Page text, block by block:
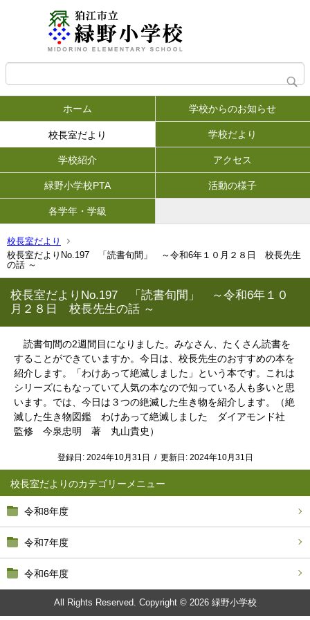
ホーム 学校からのお知らせ
校長室だより 学校だより
学校紹介 アクセス
緑野小学校PTA 活動の様子
各学年・学級
校長室だより
校長室だよりNo.197 「読書旬間」 ～令和6年１０月２８日 校長先生
の話 ～
校長室だより
令和8年度
令和7年度
令和6年度
校長室だよりNo.197 「読書旬間」 ～令和6年１０
月２８日 校長先生の話 ～
読書旬間の2週間目になりました。みなさん、たくさん読書を
することができていますか。今日は、校長先生のおすすめの本を
紹介します。「わけあって絶滅しました」という本です。これは
シリーズにもなっていて人気の本なので知っている人も多いと思
います。では、今日は３つの絶滅した生き物を紹介します。（絶
滅した生き物図鑑 わけあって絶滅しました ダイアモンド社
監修 今泉忠明 著 丸山貴史）
登録日: 2024年10月31日 / 更新日: 2024年10月31日
All Rights Reserved. Copyright © 2026 緑野小学校